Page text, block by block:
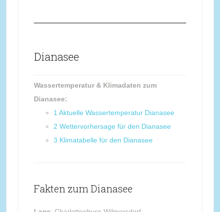
Dianasee
Wassertemperatur & Klimadaten zum
Dianasee:
1 Aktuelle Wassertemperatur Dianasee
2 Wettervorhersage für den Dianasee
3 Klimatabelle für den Dianasee
Fakten zum Dianasee